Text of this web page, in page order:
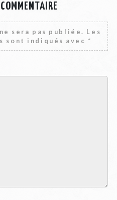
sera pas publiée. Les
sont indiqués avec*